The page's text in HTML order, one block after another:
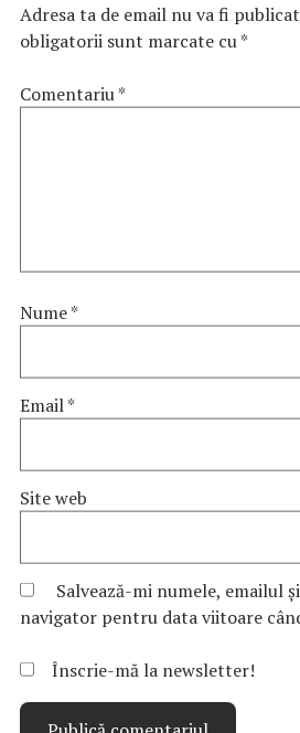
Adresa ta de email nu va fi
obligatorii sunt marcate cu*
Comentariu*
Nume*
Email*
Site web
Salvează-mi numele, emailul
navigator pentru data viitoare
Înscrie-mă la newsletter!